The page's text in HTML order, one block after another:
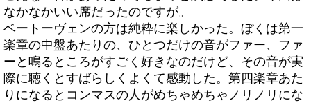
なかなかいい席だったのですが。
ベートーヴェンの方は純粋に楽しかった。ぼくは第一
楽章の中盤あたりの、ひとつだけの音がファー、ファ
ーと鳴るところがすごく好きなのだけど、その音が実
際に聴くとすばらしくよくて感動した。第四楽章あた
りになるとコンマスの人がめちゃめちゃノリノリにな